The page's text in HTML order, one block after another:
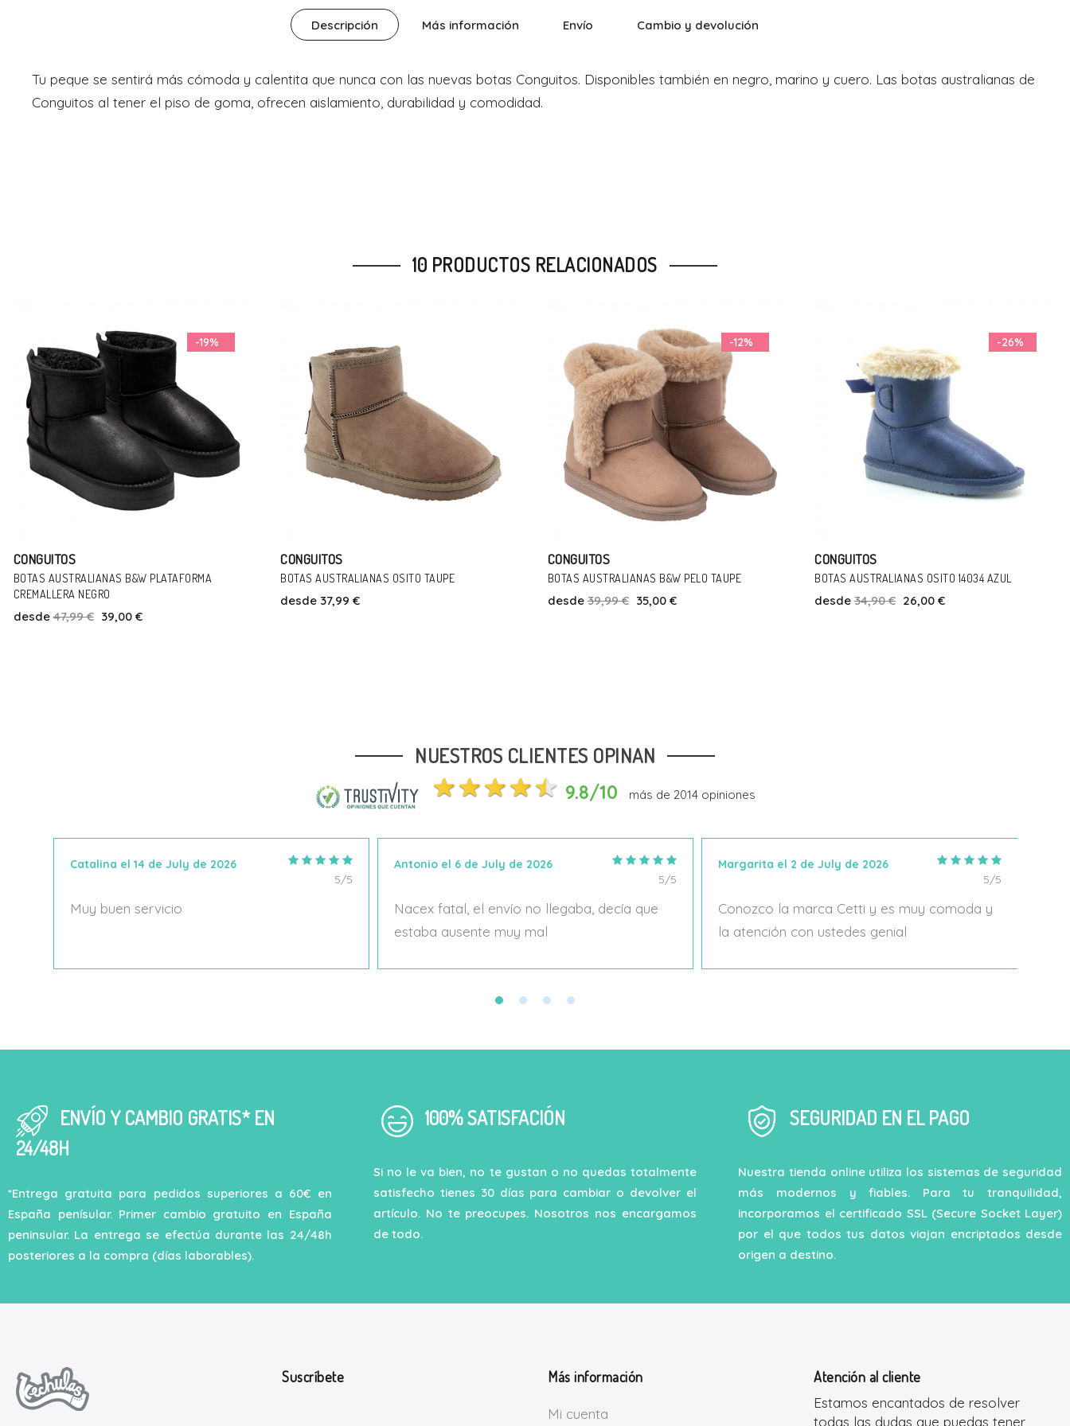
Descripción Más información Envío Cambio y devolución
Tu peque se sentirá más cómoda y calentita que nunca con las nuevas botas Conguitos. Disponibles también en negro, marino y cuero. Las botas australianas de
Conguitos al tener el piso de goma, ofrecen aislamiento, durabilidad y comodidad.
10 PRODUCTOS RELACIONADOS
CONGUITOS
BOTAS AUSTRALIANAS OSITO TAUPE
desde 37,99 €
CONGUITOS
BOTAS AUSTRALIANAS B&W PELO TAUPE
desde 39,99 €
-26%
CONGUITOS
BOTAS AUSTRALIANAS OSITO 14034 AZUL
desde 34,90 € 26,00 €
-15%
CONGUITOS
BOTINES DE PLATAFORMA B&W WATER REPELLENT
TAN
NUESTROS CLIENTES OPINAN
9.8/10 más de 2014opiniones
Catalina el 14 de July de 2026
5/5
Muy buen servicio
Antonio el 6 de July de 2026
5/5
Nacex fatal, el envío no llegaba, decía que
estaba ausente muy mal
Margarita el 2 de July de 2026
5/5
Conozco la marca Cetti y es muy comoda y
la atención con ustedes genial
ENVÍO Y CAMBIO GRATIS* EN
24/48H
*Entrega gratuita para pedidos superiores a 60€ en
España penísular. Primer cambio gratuito en España
peninsular. La entrega se efectúa durante las 24/48h
posteriores a la compra (días laborables).
100% SATISFACIÓN
Si no le va bien, no te gustan o no quedas totalmente
satisfecho tienes 30 días para cambiar o devolver el
artículo. No te preocupes. Nosotros nos encargamos
de todo.
SEGURIDAD EN EL PAGO
Nuestra tienda online utiliza los sistemas de seguridad
más modernos y fiables. Para tu tranquilidad,
incorporamos el certificado SSL (Secure Socket Layer)
por el que todos tus datos viajan encriptados desde
origen a destino.
Suscríbete Más información
Mi cuenta
Atención al cliente
Estamos encantados de resolver
todas las dudas que puedas tener